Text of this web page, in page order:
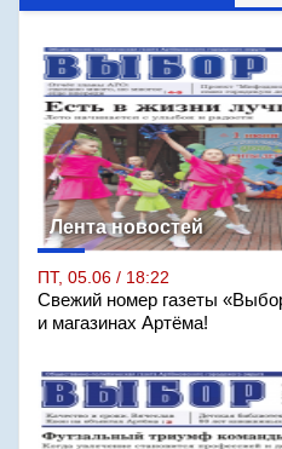
Лента новостей
ПТ, 05.06 / 18:22
Свежий номер газеты
и магазинах Артёма!